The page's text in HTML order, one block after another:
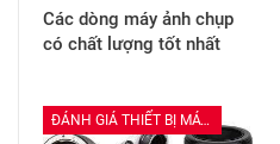
Các dòng máy ảnh chụp
có chất lượng tốt nhất
ĐÁNH GIÁ THIẾT BỊ MÁY ẢNH